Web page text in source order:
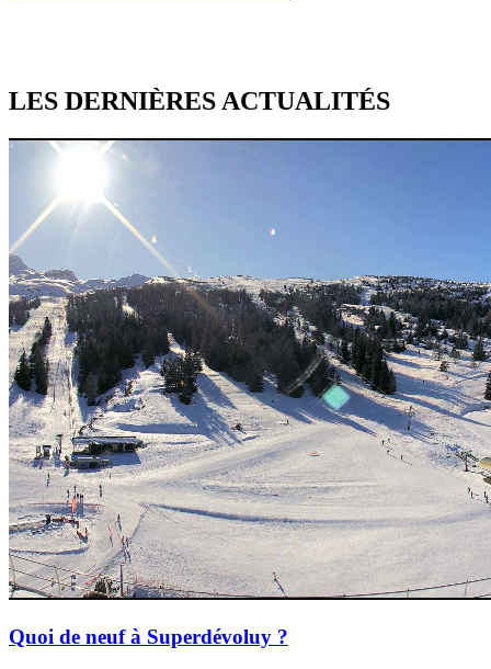
LES DERNIÈRESACTUALITÉS
Quoi de neuf à Superdévoluy ?